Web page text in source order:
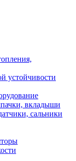
устойчивости
вкладыши
сальники